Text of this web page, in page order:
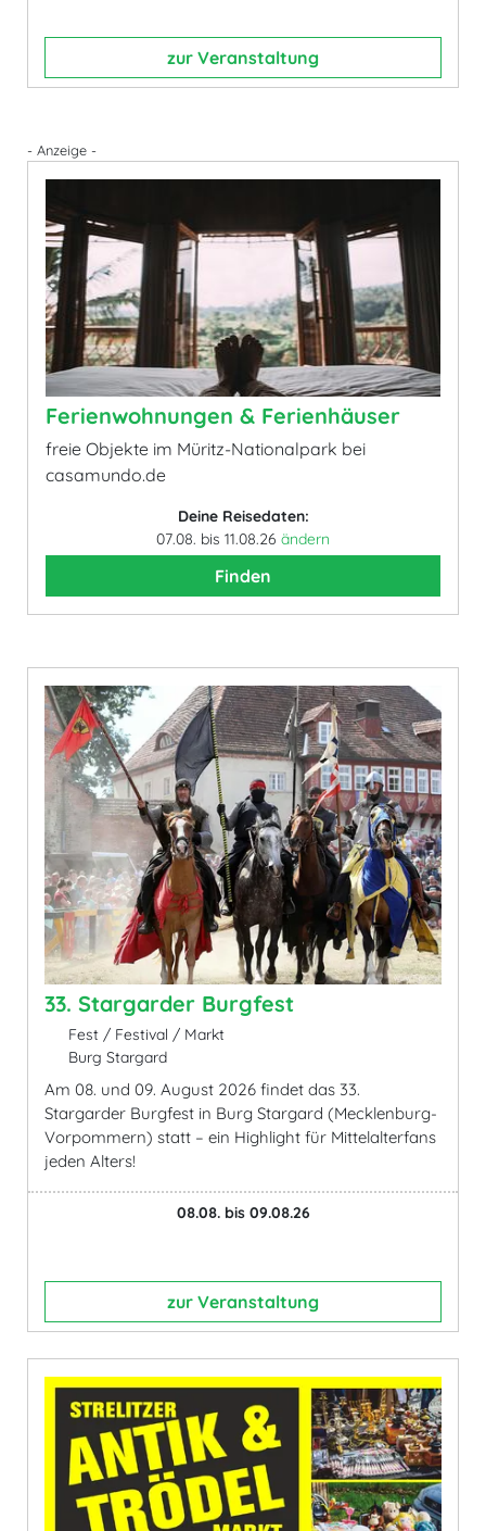
zur Veranstaltung
- Anzeige -
Ferienwohnungen & Ferienhäuser
freie Objekte im Müritz-Nationalpark bei
casamundo.de
Deine Reisedaten:
07.08. bis 11.08.26 ändern
Finden
33. Stargarder Burgfest
Fest / Festival / Markt
Burg Stargard
Am 08. und 09. August 2026 findet das 33.
Stargarder Burgfest in Burg Stargard (Mecklenburg-
Vorpommern) statt – ein Highlight für Mittelalterfans
jeden Alters!
08.08. bis 09.08.26
zur Veranstaltung